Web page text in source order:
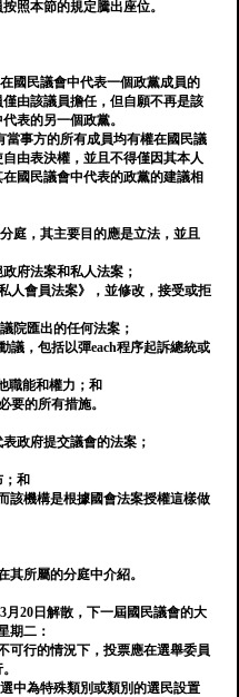
照本節的規定騰出座位。
國民議會中代表一個政黨成員的
由該議員擔任，但自願不再是該
表的另一個政黨。
當事方的所有成員均有權在國民議
由表決權，並且不得僅因其本人
國民議會中代表的政黨的建議相
庭，其主要目的應是立法，並且
府法案和私人法案；
人會員法案》，並修改，接受或拒
院匯出的任何法案；
議，包括以彈each程序起訴總統或
職能和權力；和
要的所有措施。
政府提交議會的法案；
和
該機構是根據國會法案授權這樣做
所屬的分庭中介紹。
月20日解散，下一屆國民議會的大
期二：
可行的情況下，投票應在選舉委員
中為特殊類別或類別的選民設置